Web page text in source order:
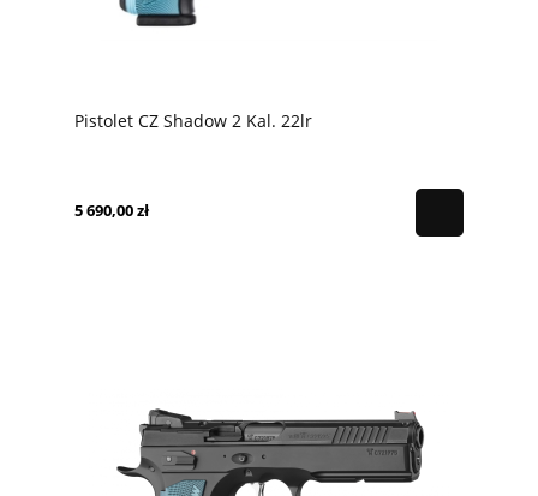
Pistolet CZ Shadow 2 Kal. 22lr
5 690,00 zł